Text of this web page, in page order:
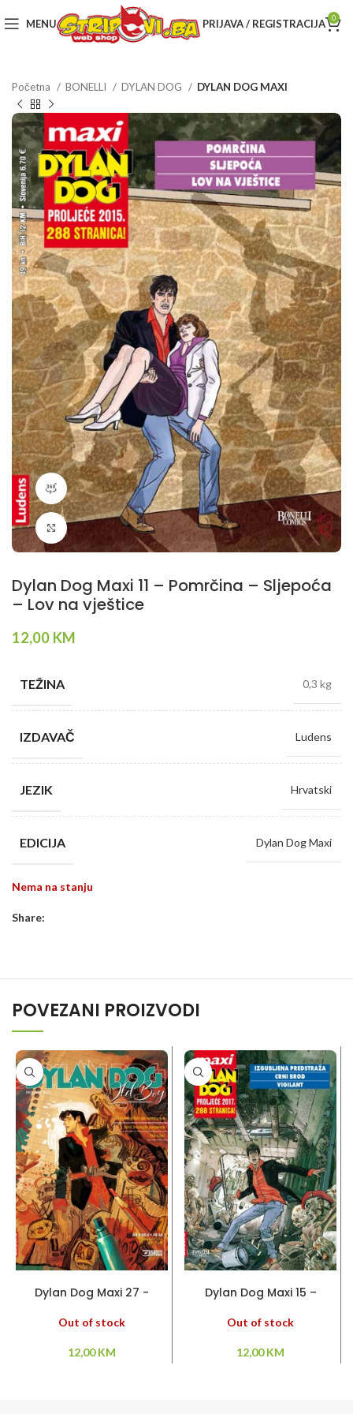
MENU PRIJAVA / REGISTRACIJA 0
Početna BONELLI DYLAN DOG DYLAN DOG MAXI
360 product view
Klikni da povečaš
Dylan Dog Maxi 11 – Pomrčina – Sljepoća
– Lov na vještice
12,00 KM
TEŽINA 0,3 kg
IZDAVAČ Ludens
JEZIK Hrvatski
EDICIJA Dylan Dog Maxi
Nema na stanju
Share:
POVEZANI PROIZVODI
Dylan Dog Maxi 27 -
– Noć zvijezda padalica –
Out of stock
12,00KM
Dylan Dog Maxi 15 –
Crni brod – Vigilant
Out of stock
12,00KM